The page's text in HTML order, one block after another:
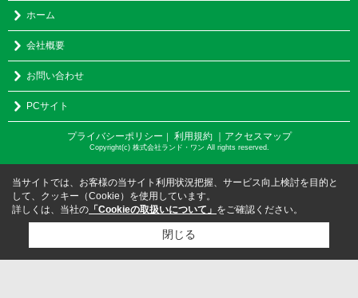
ホーム
会社概要
お問い合わせ
PCサイト
プライバシーポリシー 利用規約 ｜アクセスマップ
Copyright(c) 株式会社ランド・ワン All rights reserved.
当サイトでは、お客様の当サイト利用状況把握、サービス向上検討を目的と
して、クッキー（Cookie）を使用しています。
詳しくは、当社の 「Cookieの取扱いについて」 をご確認ください。
閉じる